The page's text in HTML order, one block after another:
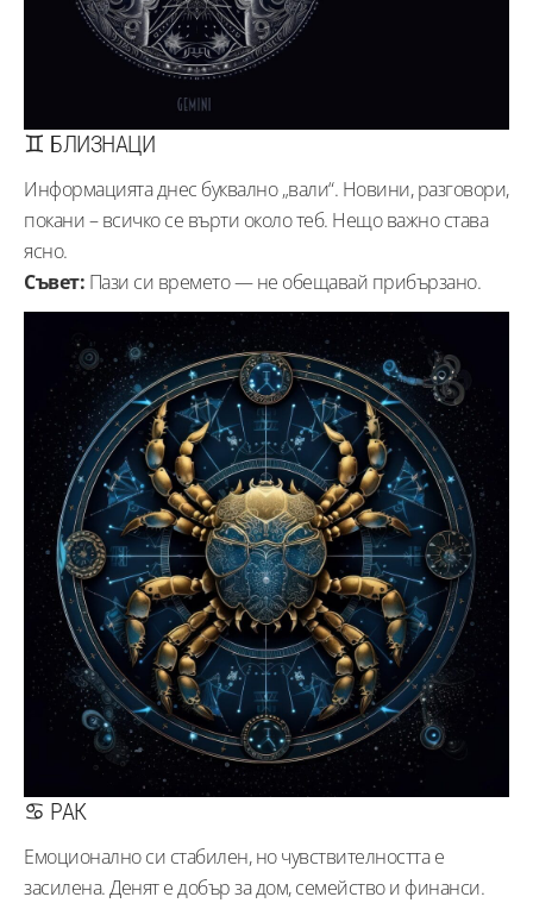
♊ БЛИЗНАЦИ
Информацията днес буквално „вали“. Новини, разговори,
покани – всичко се върти около теб. Нещо важно става
ясно.
Съвет: Пази си времето — не обещавай прибързано.
♋ РАК
Емоционално си стабилен, но чувствителността е
засилена. Денят е добър за дом, семейство и финанси.